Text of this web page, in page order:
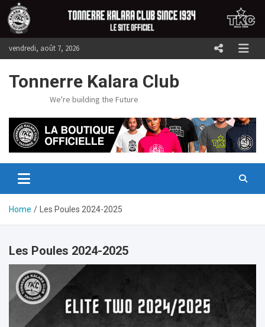
Skip
content
vendredi, août 7, 2026
Tonnerre Kalara Club
We're building the Future
Home Les Poules 2024-2025
Les Poules 2024-2025